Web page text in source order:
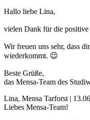
Hallo liebe Lina,
vielen Dank für die
Wir freuen uns sehr, dass
wiederkommt. 😉
Beste Grüße,
das Mensa-Team des
Lina, Mensa Tarforst |
Liebes Mensa-Team!